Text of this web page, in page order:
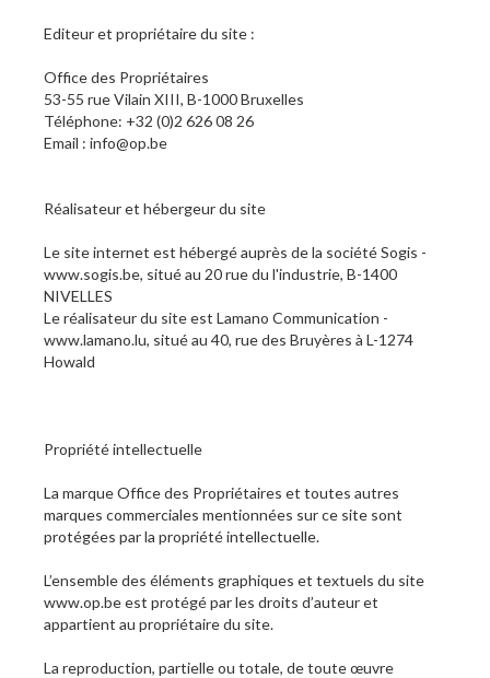
Editeur et propriétaire du site :
Office des Propriétaires
53-55 rue Vilain XIII, B-1000 Bruxelles
Téléphone: +32 (0)2 626 08 26
Email : info@op.be
Réalisateur et hébergeur du site
Le site internet est hébergé auprès de la société Sogis -
www.sogis.be, situé au 20 rue du l'industrie, B-1400
NIVELLES
Le réalisateur du site est Lamano Communication -
www.lamano.lu, situé au 40, rue des Bruyères à L-1274
Howald
Propriété intellectuelle
La marque Office des Propriétaires et toutes autres
marques commerciales mentionnées sur ce site sont
protégées par la propriété intellectuelle.
L’ensemble des éléments graphiques et textuels du site
www.op.be est protégé par les droits d’auteur et
appartient au propriétaire du site.
La reproduction, partielle ou totale, de toute œuvre